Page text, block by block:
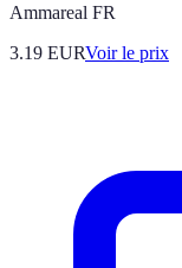
Ammareal FR
3.19 EURVoir le prix